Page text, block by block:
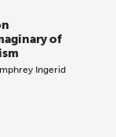
of
Ingerid